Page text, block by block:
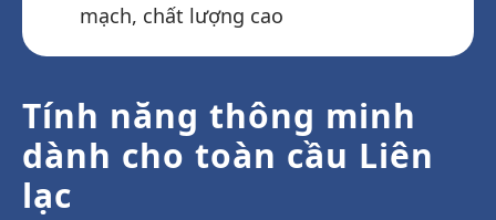
mạch, chất lượng cao
Tính năng thông minh
dành cho toàn cầu Liên
lạc